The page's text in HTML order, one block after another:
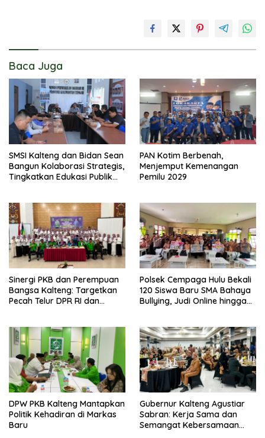
Baca Juga
SMSI Kalteng dan Bidan Sean
Bangun Kolaborasi Strategis,
Tingkatkan Edukasi Publik
PAN Kotim Berbenah,
Menjemput Kemenangan
Pemilu 2029
Sinergi PKB dan Perempuan
Bangsa Kalteng: Targetkan
Pecah Telur DPR RI dan
Polsek Cempaga Hulu Bekali
120 Siswa Baru SMA Bahaya
Bullying, Judi Online hingga
DPW PKB Kalteng Mantapkan
Politik Kehadiran di Markas
Baru
Gubernur Kalteng Agustiar
Sabran: Kerja Sama dan
Semangat Kebersamaan